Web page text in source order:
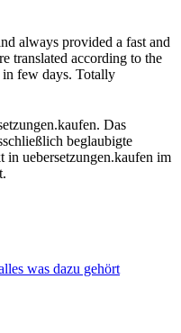
always provided a fast and
translated according to the
in few days. Totally
was dazu gehört